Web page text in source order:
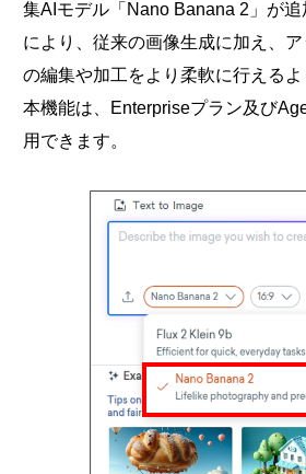
集AIモデル「Nano Banana 2」が
により、従来の画像生成に加え、
の編集や加工をより柔軟に行えるよ
本機能は、Enterpriseプラン及び
用できます。